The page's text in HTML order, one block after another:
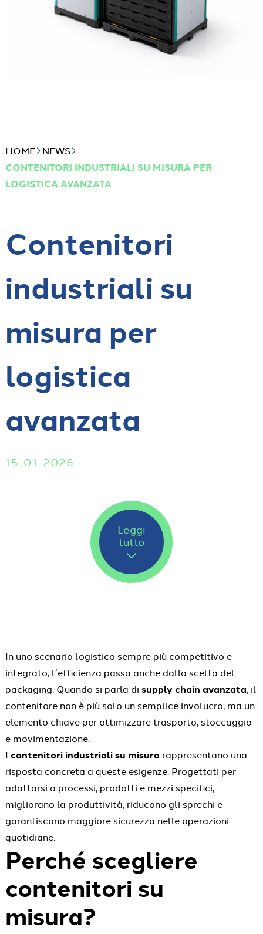
HOME NEWS
CONTENITORI INDUSTRIALI SU MISURA PER
LOGISTICA AVANZATA
Contenitori
industriali su
misura per
logistica
avanzata
15-01-2026
Leggi
tutto
In uno scenario logistico sempre più competitivo e
integrato, l’efficienza passa anche dalla scelta del
packaging. Quando si parla di supply chain avanzata, il
contenitore non è più solo un semplice involucro, ma un
elemento chiave per ottimizzare trasporto, stoccaggio
e movimentazione.
I contenitori industriali su misura rappresentano una
risposta concreta a queste esigenze. Progettati per
adattarsi a processi, prodotti e mezzi specifici,
migliorano la produttività, riducono gli sprechi e
garantiscono maggiore sicurezza nelle operazioni
quotidiane.
Perché scegliere
contenitori su
misura?